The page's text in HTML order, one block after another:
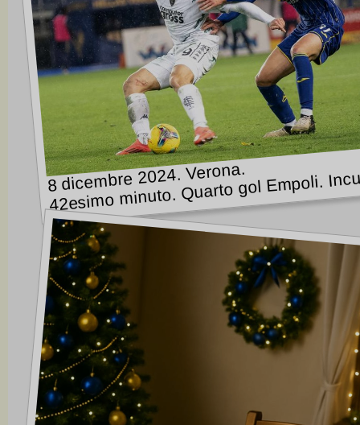
8 dicembre 2024. Verona.
42esimo minuto. Quarto gol Empoli.